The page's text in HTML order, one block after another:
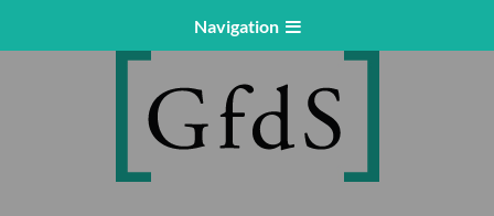
Navigation